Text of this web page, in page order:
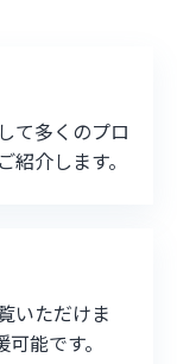
て多くのプロ
介します。
いただけま
能です。